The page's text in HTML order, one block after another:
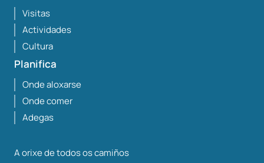
Visitas
Actividades
Cultura
Planifica
Onde aloxarse
Onde comer
Adegas
A orixe de todos os camiños